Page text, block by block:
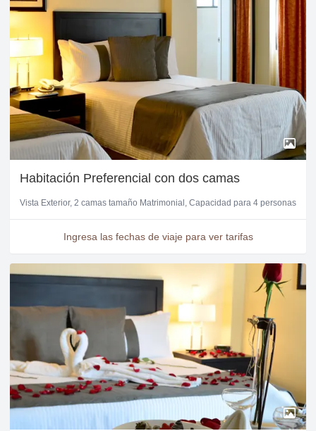
Habitación Preferencial con dos camas
Vista Exterior 2 camas tamaño Matrimonial Capacidad para 4 personas
Ingresa las fechas de viaje para ver tarifas